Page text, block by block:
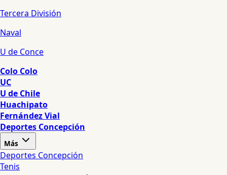
Tercera División
Naval
U de Conce
Colo Colo
UC
U de Chile
Huachipato
Fernández Vial
Deportes Concepción
Más
Deportes Concepción
Tenis